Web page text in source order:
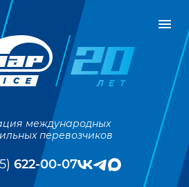
международных
перевозчиков
622-00-07